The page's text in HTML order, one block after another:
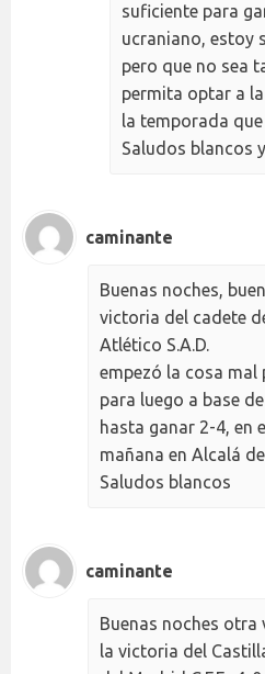
suficiente para
ucraniano, estoy
pero que no sea
permita optar a
la temporada que
Saludos blancos
caminante
Buenas noches,
victoria del cadete
Atlético S.A.D.
empezó la cosa mal
para luego a base
hasta ganar 2-4, en
mañana en Alcalá
Saludos blancos
caminante
Buenas noches otra
la victoria del